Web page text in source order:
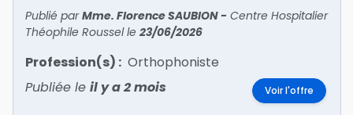
Publié parMme. Florence SAUBION- Centre Hospitalier
Théophile Rousselle 23/06/2026
Profession(s) : Orthophoniste
Publiée le il y a 2 mois Voir l'offre